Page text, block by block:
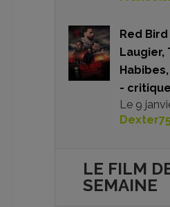
Red
Laugier,
- critique
Le 9
Dexter75
LE FILM
SEMAINE